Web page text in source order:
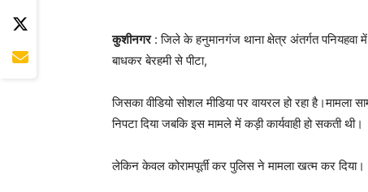
कुशीनगर: जिले के हनुमानगंज थाना क्षेत्र अंतर्गत
बाधकर बेरहमी से पीटा,
जिसका वीडियो सोशल मीडिया पर वायरल हो रहा
निपटा दिया जबकि इस मामले में कड़ी कार्यवाही हो सकती थी।
लेकिन केवल कोरामपूर्ती कर पुलिस ने मामला खत्म कर दिया।